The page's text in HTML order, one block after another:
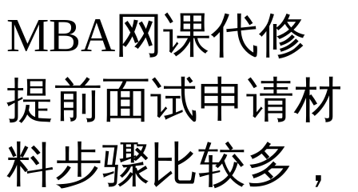
MBA网课代修
提前面试申请材
料步骤比较多，